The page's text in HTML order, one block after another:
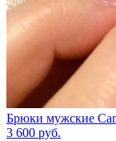
Брюки мужские
3 600 руб.